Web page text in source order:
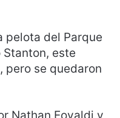
pelota del Parque
este
pero se quedaron